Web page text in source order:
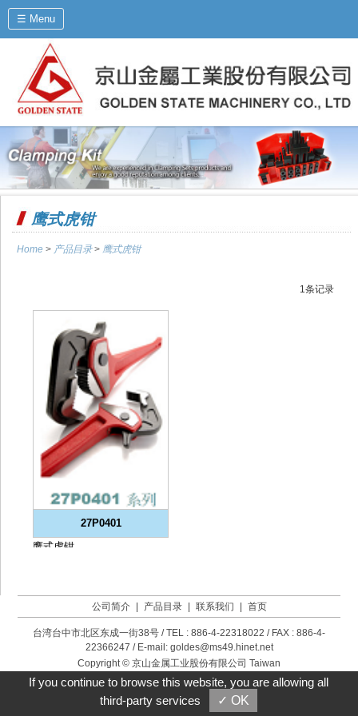
☰ Menu
鹰式虎钳
Home > 产品目录> 鹰式虎钳
1条记录
27P0401
鹰式虎钳
公司简介 | 产品目录 | 联系我们 | 首页
台湾台中市北区东成一街38号 / TEL : 886-4-22318022 / FAX : 886-4-
22366247 / E-mail: goldes@ms49.hinet.net
Copyright © 京山金属工业股份有限公司 Taiwan
Products
B2BManufactures B2BChinaSources
If you continue to browse this website, you are allowing all
third-party services
✓ OK